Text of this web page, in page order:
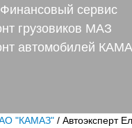
Финансовый сервис
грузовиков МАЗ
автомобилей
"КАМАЗ" / Автоэксперт